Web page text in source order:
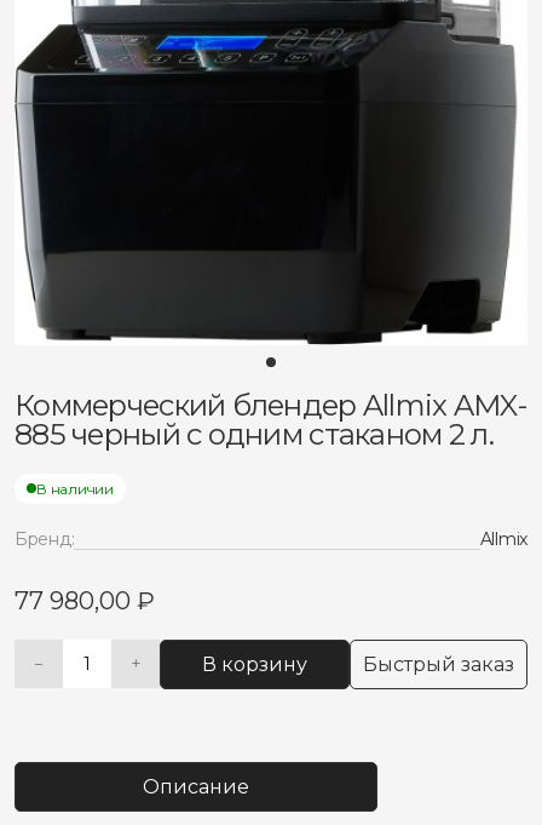
Коммерческий блендер Allmix AMX-
885 черный с одним стаканом 2 л.
В наличии
Бренд: Allmix
77 980,00 ₽
−
Количество
Allmix
885
+ В корзину Быстрый заказ
Alternative:
Описание